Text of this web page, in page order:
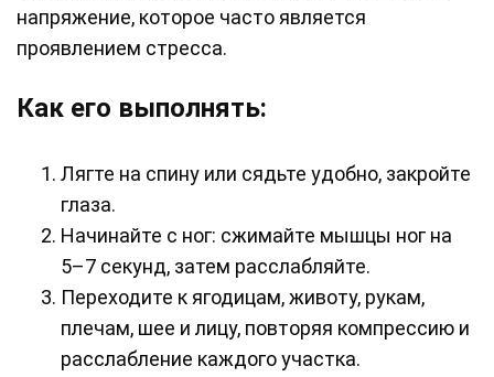
напряжение, которое часто является
проявлением стресса.
Как его выполнять:
Лягте на спину или сядьте удобно, закройте
глаза.
Начинайте с ног: сжимайте мышцы ног на
5–7 секунд, затем расслабляйте.
Переходите к ягодицам, животу, рукам,
плечам, шее и лицу, повторяя компрессию и
расслабление каждого участка.